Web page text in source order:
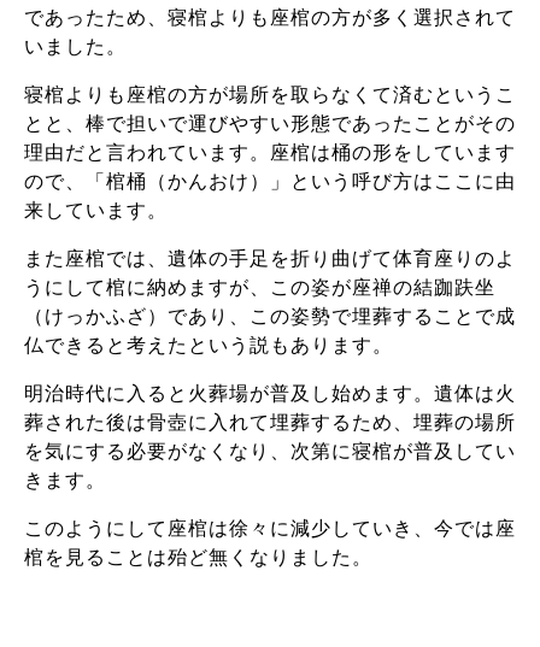
であったため、寝棺よりも座棺の方が多く選択されて
いました。
寝棺よりも座棺の方が場所を取らなくて済むというこ
とと、棒で担いで運びやすい形態であったことがその
理由だと言われています。座棺は桶の形をしています
ので、「棺桶（かんおけ）」という呼び方はここに由
来しています。
また座棺では、遺体の手足を折り曲げて体育座りのよ
うにして棺に納めますが、この姿が座禅の結跏趺坐
（けっかふざ）であり、この姿勢で埋葬することで成
仏できると考えたという説もあります。
明治時代に入ると火葬場が普及し始めます。遺体は火
葬された後は骨壺に入れて埋葬するため、埋葬の場所
を気にする必要がなくなり、次第に寝棺が普及してい
きます。
このようにして座棺は徐々に減少していき、今では座
棺を見ることは殆ど無くなりました。